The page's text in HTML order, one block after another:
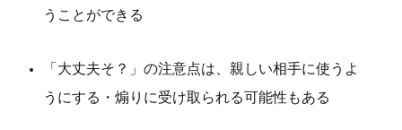
うことができる
「大丈夫そ？」の注意点は、親しい相手に使うよ
うにする・煽りに受け取られる可能性もある